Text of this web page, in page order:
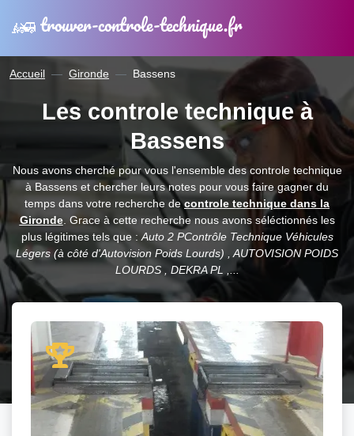
trouver-controle-technique.fr
Accueil Gironde Bassens
Les controle technique à
Bassens
Nous avons cherché pour vous l'ensemble des controle technique
à Bassens et chercher leurs notes pour vous faire gagner du
temps dans votre recherche decontrole technique dans la
Gironde. Grace à cette recherche nous avons séléctionnés les
plus légitimes tels que : Auto 2 PContrôle Technique Véhicules
Légers (à côté d'Autovision Poids Lourds) , AUTOVISION POIDS
LOURDS , DEKRA PL ,...